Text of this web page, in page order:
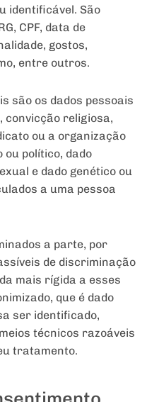
identificável. São
CPF, data de
gostos,
entre outros.
são os dados pessoais
convicção religiosa,
ou a organização
político, dado
e dado genético ou
a uma pessoa
a parte, por
de discriminação
mais rígida a esses
que é dado
ser identificado,
técnicos razoáveis
tratamento.